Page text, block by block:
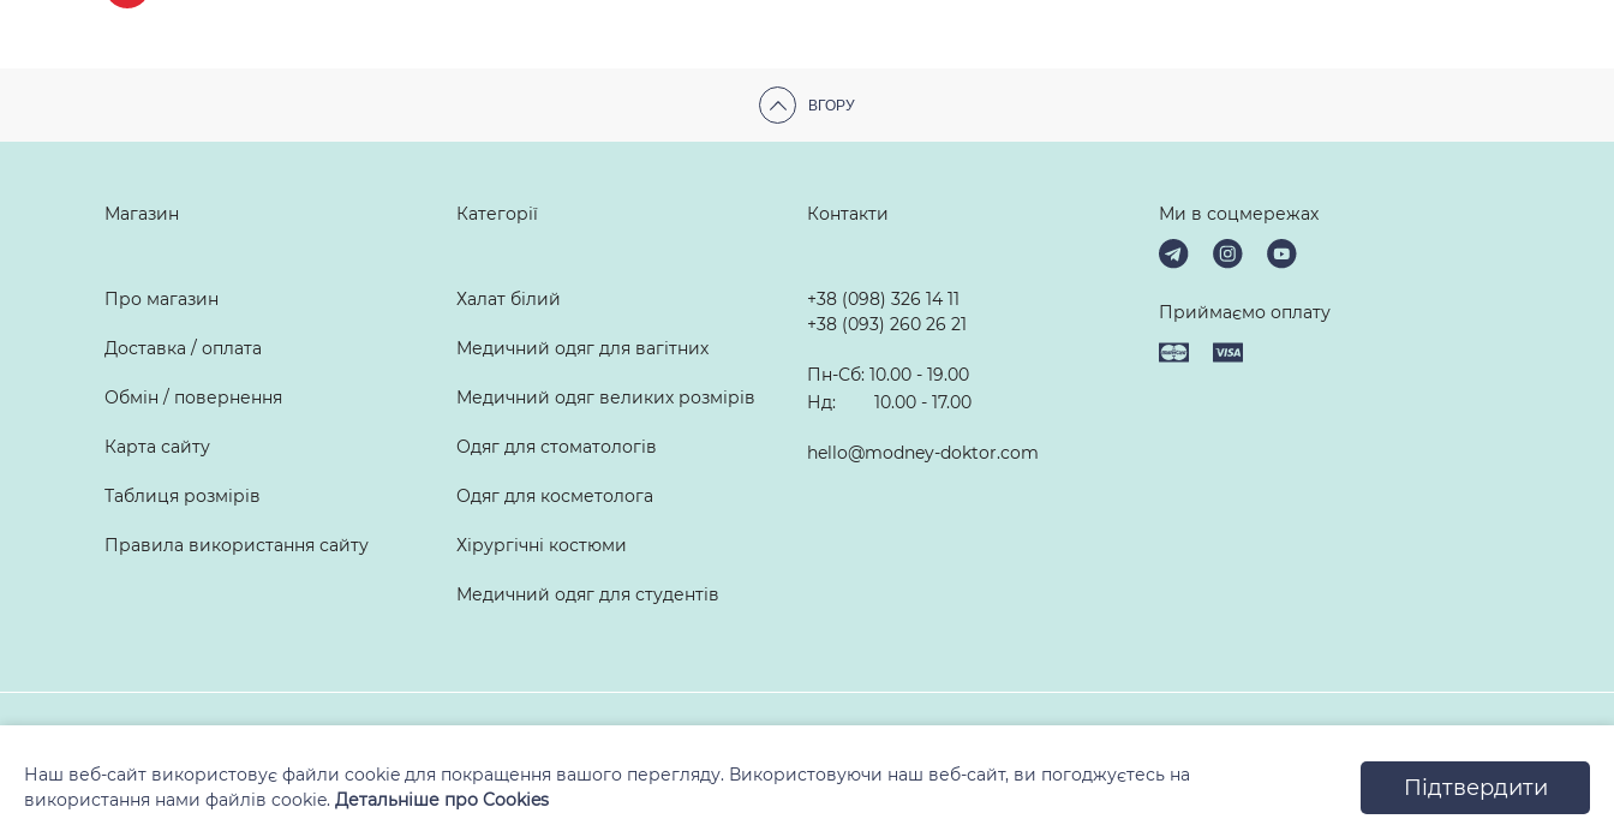
ВГОРУ
Магазин
Про магазин
Доставка / оплата
Обмін / повернення
Карта сайту
Таблиця розмірів
Правила використання сайту
Категорії
Халат білий
Медичний одяг для вагітних
Медичний одяг великих розмірів
Одяг для стоматологів
Одяг для косметолога
Хірургічні костюми
Медичний одяг для студентів
Контакти
+38 (098) 326 14 11
+38 (093) 260 26 21
Пн-Сб: 10.00 - 19.00
Нд: 10.00 - 17.00
hello@modney-doktor.com
Ми в соцмережах
Приймаємо оплату
Наш веб-сайт використовує файли cookie для покращення вашого перегляду. Використовуючи наш веб-сайт, ви погоджуєтесь на
використання нами файлів cookie. Детальніше про Cookies Підтвердити